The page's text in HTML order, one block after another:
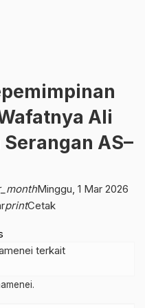
Ali
AS–
Minggu, 1 Mar 2026
printCetak